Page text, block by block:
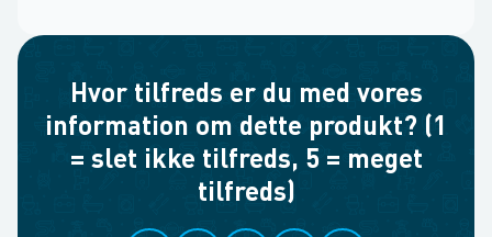
Hvor tilfreds er du med vores
information om dette produkt? (1
= slet ikke tilfreds, 5 = meget
tilfreds)